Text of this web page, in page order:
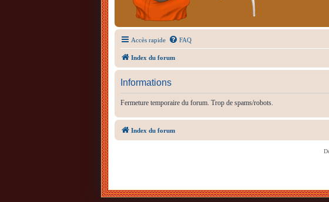
Accès rapide FAQ
Index du forum
Informations
Fermeture temporaire du forum. Trop de spams/robots.
Index du forum